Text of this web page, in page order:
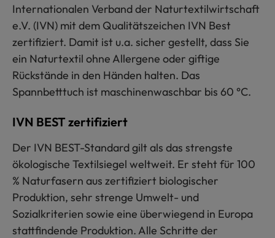
Internationalen Verband der Naturtextilwirtschaft
e.V. (IVN) mit dem Qualitätszeichen IVN Best
zertifiziert. Damit ist u.a. sicher gestellt, dass Sie
ein Naturtextil ohne Allergene oder giftige
Rückstände in den Händen halten. Das
Spannbetttuch ist maschinenwaschbar bis 60 °C.
IVN BEST zertifiziert
Der IVN BEST-Standard gilt als das strengste
ökologische Textilsiegel weltweit. Er steht für 100
% Naturfasern aus zertifiziert biologischer
Produktion, sehr strenge Umwelt- und
Sozialkriterien sowie eine überwiegend in Europa
stattfindende Produktion. Alle Schritte der